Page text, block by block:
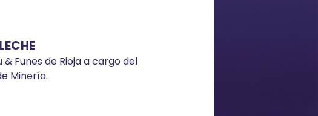
& Funes de Rioja a cargo del
Minería.